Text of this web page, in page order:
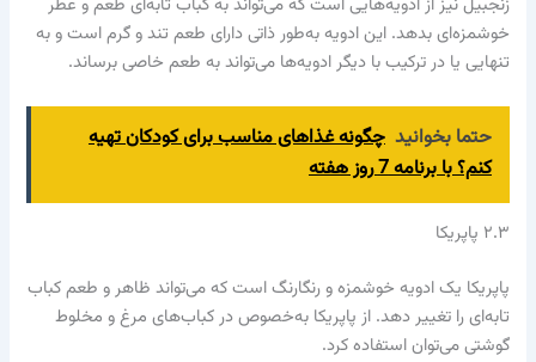
زنجبیل نیز از ادویه‌هایی است که می‌تواند به کباب تابه‌ای طعم و عطر
خوشمزه‌ای بدهد. این ادویه به‌طور ذاتی دارای طعم تند و گرم است و به
تنهایی یا در ترکیب با دیگر ادویه‌ها می‌تواند به طعم خاصی برساند.
حتما بخوانید چگونه غذاهای مناسب برای کودکان تهیه
کنم؟ با برنامه 7 روز هفته
۲.۳ پاپریکا
پاپریکا یک ادویه خوشمزه و رنگارنگ است که می‌تواند ظاهر و طعم کباب
تابه‌ای را تغییر دهد. از پاپریکا به‌خصوص در کباب‌های مرغ و مخلوط
گوشتی می‌توان استفاده کرد.